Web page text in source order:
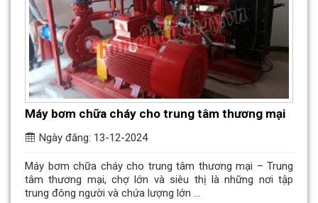
Máy bơm chữa cháy cho trung tâm thương mại
Ngày đăng: 13-12-2024
Máy bơm chữa cháy cho trung tâm thương mại – Trung
tâm thương mại, chợ lớn và siêu thị là những nơi tập
trung đông người và chứa lượng lớn ...